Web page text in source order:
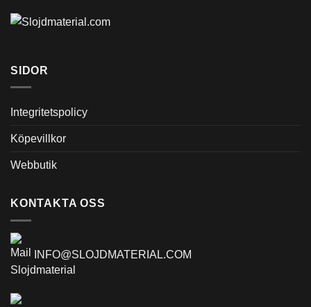
SIDOR
Integritetspolicy
Köpevillkor
Webbutik
KONTAKTA OSS
INFO@SLOJDMATERIAL.COM